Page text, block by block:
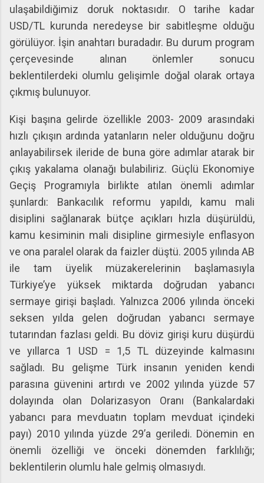
ulaşabildiğimiz doruk noktasıdır. O tarihe kadar
USD/TL kurunda neredeyse bir sabitleşme olduğu
görülüyor. İşin anahtarı buradadır. Bu durum program
çerçevesinde alınan önlemler sonucu
beklentilerdeki olumlu gelişimle doğal olarak ortaya
çıkmış bulunuyor.
Kişi başına gelirde özellikle 2003- 2009 arasındaki
hızlı çıkışın ardında yatanların neler olduğunu doğru
anlayabilirsek ileride de buna göre adımlar atarak bir
çıkış yakalama olanağı bulabiliriz. Güçlü Ekonomiye
Geçiş Programıyla birlikte atılan önemli adımlar
şunlardı: Bankacılık reformu yapıldı, kamu mali
disiplini sağlanarak bütçe açıkları hızla düşürüldü,
kamu kesiminin mali disipline girmesiyle enflasyon
ve ona paralel olarak da faizler düştü. 2005 yılında AB
ile tam üyelik müzakerelerinin başlamasıyla
Türkiye’ye yüksek miktarda doğrudan yabancı
sermaye girişi başladı. Yalnızca 2006 yılında önceki
seksen yılda gelen doğrudan yabancı sermaye
tutarından fazlası geldi. Bu döviz girişi kuru düşürdü
ve yıllarca 1 USD = 1,5 TL düzeyinde kalmasını
sağladı. Bu gelişme Türk insanın yeniden kendi
parasına güvenini artırdı ve 2002 yılında yüzde 57
dolayında olan Dolarizasyon Oranı (Bankalardaki
yabancı para mevduatın toplam mevduat içindeki
payı) 2010 yılında yüzde 29’a geriledi. Dönemin en
önemli özelliği ve önceki dönemden farklılığı;
beklentilerin olumlu hale gelmiş olmasıydı.